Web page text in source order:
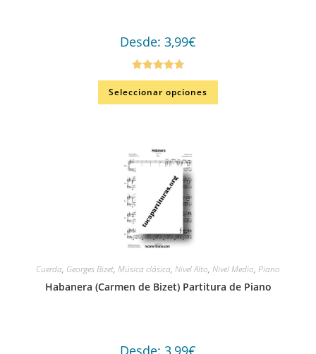
Desde: 3,99€
Valorado en
4.80de 5
Seleccionar opciones
Cuerda, Georges Bizet, Música clásica, Nivel Alto, Nivel Medio, Piano
Habanera (Carmen de Bizet) Partitura de Piano
Desde: 3,99€